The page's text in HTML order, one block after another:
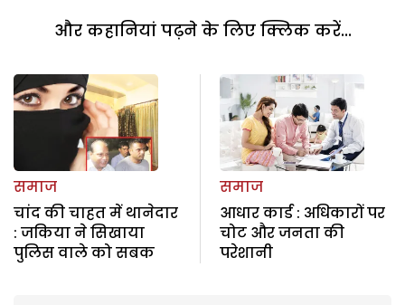
और कहानियां पढ़ने के लिए क्लिक करें...
समाज
चांद की चाहत में थानेदार
: जकिया ने सिखाया
पुलिस वाले को सबक
समाज
आधार कार्ड : अधिकारों पर
चोट और जनता की
परेशानी